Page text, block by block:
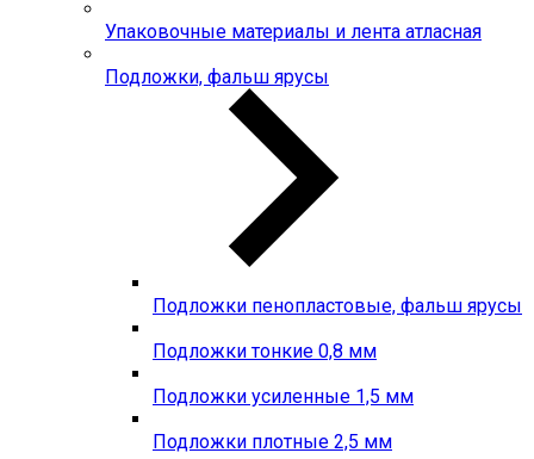
Упаковочные материалы и лента атласная
Подложки, фальш ярусы
Подложки пенопластовые, фальш ярусы
Подложки тонкие 0,8 мм
Подложки усиленные 1,5 мм
Подложки плотные 2,5 мм